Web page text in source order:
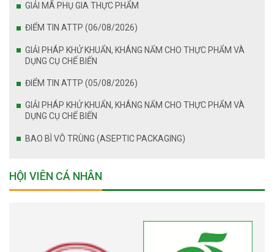
GIẢI MÃ PHỤ GIA THỰC PHẨM
ĐIỂM TIN ATTP (06/08/2026)
GIẢI PHÁP KHỬ KHUẨN, KHÁNG NẤM CHO THỰC PHẨM VÀ
DỤNG CỤ CHẾ BIẾN
ĐIỂM TIN ATTP (05/08/2026)
GIẢI PHÁP KHỬ KHUẨN, KHÁNG NẤM CHO THỰC PHẨM VÀ
DỤNG CỤ CHẾ BIẾN
BAO BÌ VÔ TRÙNG (ASEPTIC PACKAGING)
HỘI VIÊN CÁ NHÂN